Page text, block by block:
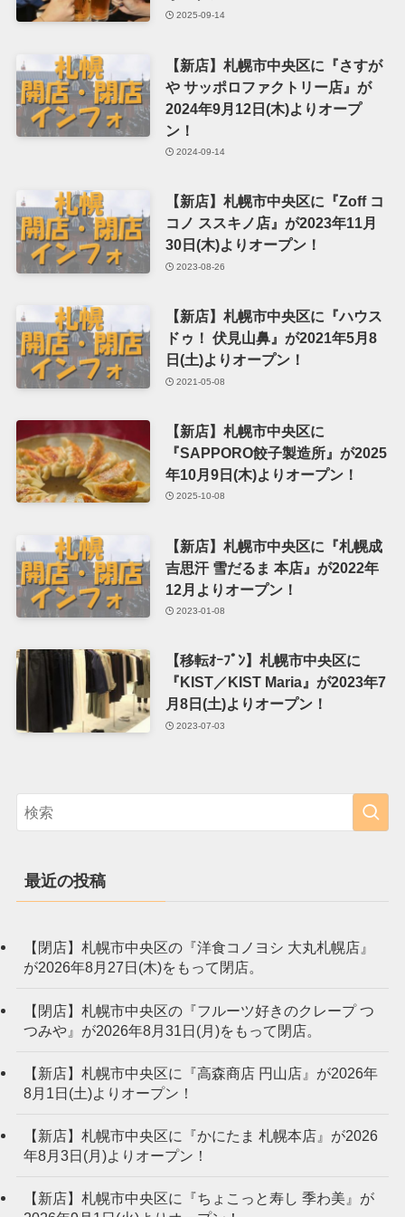
2025-09-14
【新店】札幌市中央区に『さすが
や サッポロファクトリー店』が
2024年9月12日(木)よりオープ
ン！
2024-09-14
【新店】札幌市中央区に『Zoff コ
コノ ススキノ店』が2023年11月
30日(木)よりオープン！
2023-08-26
【新店】札幌市中央区に『ハウス
ドゥ！ 伏見山鼻』が2021年5月8
日(土)よりオープン！
2021-05-08
【新店】札幌市中央区に
『SAPPORO餃子製造所』が2025
年10月9日(木)よりオープン！
2025-10-08
【新店】札幌市中央区に『札幌成
吉思汗 雪だるま 本店』が2022年
12月よりオープン！
2023-01-08
【移転ｵｰﾌﾟﾝ】札幌市中央区に
『KIST／KIST Maria』が2023年7
月8日(土)よりオープン！
2023-07-03
最近の投稿
【閉店】札幌市中央区の『洋食コノヨシ 大丸札幌店』
が2026年8月27日(木)をもって閉店。
【閉店】札幌市中央区の『フルーツ好きのクレープ つ
つみや』が2026年8月31日(月)をもって閉店。
【新店】札幌市中央区に『高森商店 円山店』が2026年
8月1日(土)よりオープン！
【新店】札幌市中央区に『かにたま 札幌本店』が2026
年8月3日(月)よりオープン！
【新店】札幌市中央区に『ちょこっと寿し 季わ美』が